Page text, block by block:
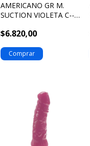
AMERICANO GR M.
SUCTION VIOLETA C--
$6.820,00